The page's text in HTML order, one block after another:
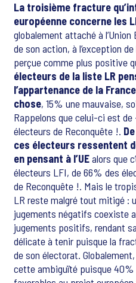
La troisième fracture
européenne concerne les
globalement attaché à
de son action, à l’exception
perçue comme plus positive
électeurs de la liste LR
l’appartenance de la
chose, 15% une mauvaise,
Rappelons que celui-ci est de
électeurs de Reconquête !.
ces électeurs ressentent
en pensant à l’UEalors que
électeurs LFI, de 66% des
de Reconquête !. Mais le
LR reste malgré tout mitigé :
jugements négatifs coexiste
jugements positifs, rendant
délicate à tenir puisque la
de son électorat.
cette ambiguïté puisque